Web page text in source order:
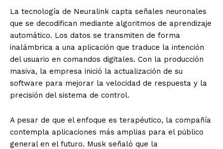
La tecnología de Neuralink capta señales neuronales
que se decodifican mediante algoritmos de aprendizaje
automático. Los datos se transmiten de forma
inalámbrica a una aplicación que traduce la intención
del usuario en comandos digitales. Con la producción
masiva, la empresa inició la actualización de su
software para mejorar la velocidad de respuesta y la
precisión del sistema de control.
A pesar de que el enfoque es terapéutico, la compañía
contempla aplicaciones más amplias para el público
general en el futuro. Musk señaló que la